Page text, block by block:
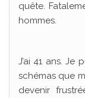
quête.
hommes.
J’ai 41 ans.
schémas que
devenir